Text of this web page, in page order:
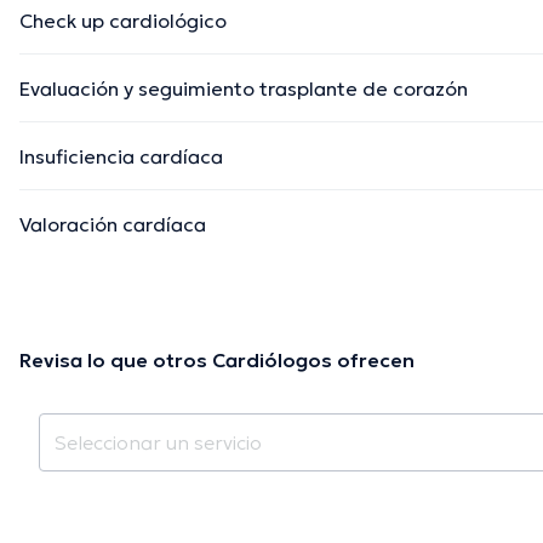
Check up cardiológico
Evaluación y seguimiento trasplante de corazón
Insuficiencia cardíaca
Valoración cardíaca
Revisa lo que otros Cardiólogos ofrecen